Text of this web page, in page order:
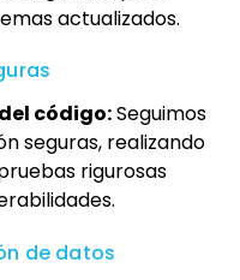
actualizados.
código:Seguimos
seguras, realizando
rigurosas
de datos